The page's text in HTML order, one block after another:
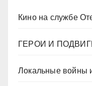
Кино на службе
ГЕРОИ И
Локальные войны